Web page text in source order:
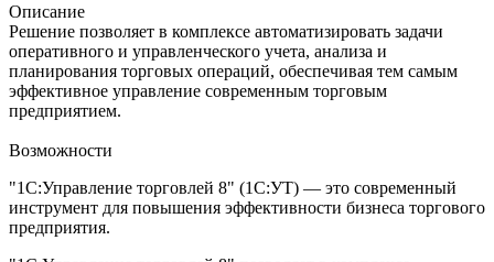
Описание
Решение позволяет в комплексе автоматизировать задачи
оперативного и управленческого учета, анализа и
планирования торговых операций, обеспечивая тем самым
эффективное управление современным торговым
предприятием.
Возможности
"1С:Управление торговлей 8" (1С:УТ) — это современный
инструмент для повышения эффективности бизнеса торгового
предприятия.